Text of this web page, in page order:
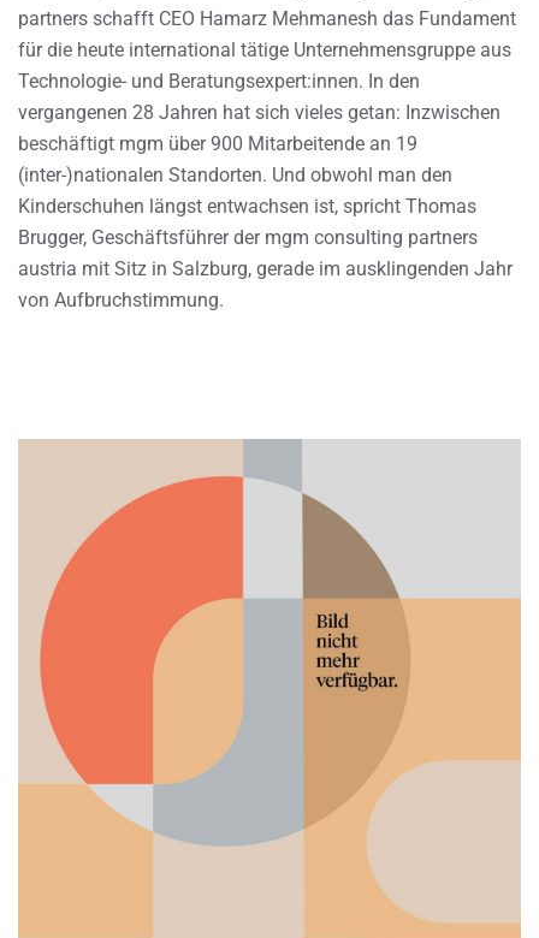
partners schafft CEO Hamarz Mehmanesh das Fundament
für die heute international tätige Unternehmensgruppe aus
Technologie- und Beratungsexpert:innen. In den
vergangenen 28 Jahren hat sich vieles getan: Inzwischen
beschäftigt mgm über 900 Mitarbeitende an 19
(inter-)nationalen Standorten. Und obwohl man den
Kinderschuhen längst entwachsen ist, spricht Thomas
Brugger, Geschäftsführer der mgm consulting partners
austria mit Sitz in Salzburg, gerade im ausklingenden Jahr
von Aufbruchstimmung.